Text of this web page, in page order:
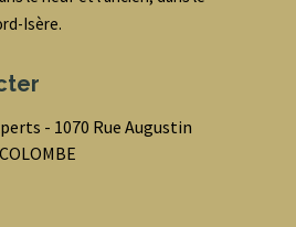
Isère.
- 1070 Rue Augustin